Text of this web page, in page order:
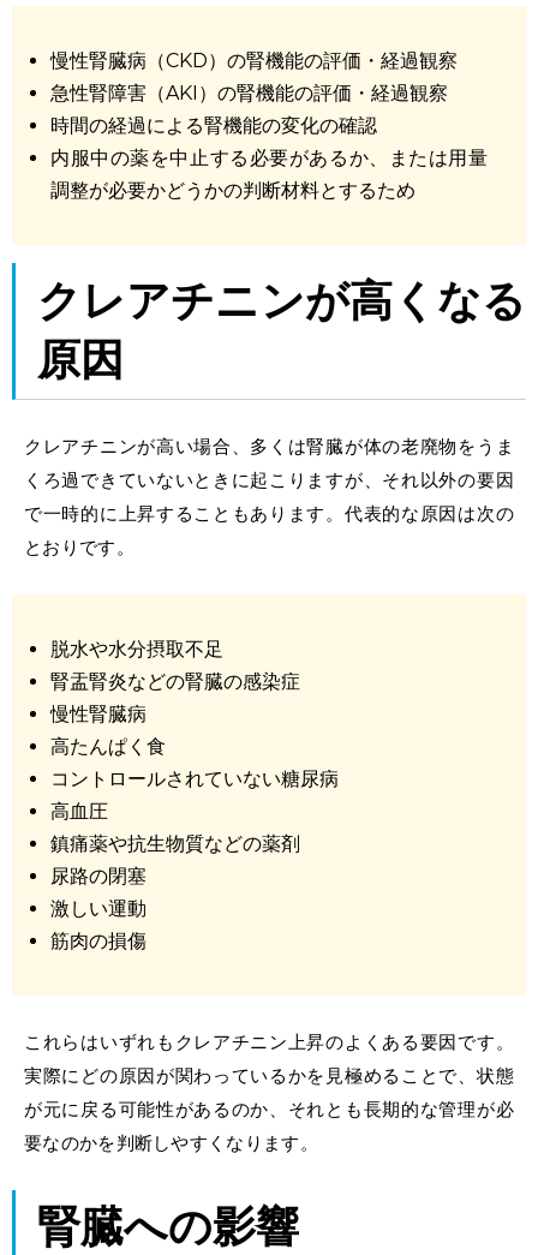
慢性腎臓病（CKD）の腎機能の評価・経過観察
急性腎障害（AKI）の腎機能の評価・経過観察
時間の経過による腎機能の変化の確認
内服中の薬を中止する必要があるか、または用量
調整が必要かどうかの判断材料とするため
クレアチニンが高くなる
原因
クレアチニンが高い場合、多くは腎臓が体の老廃物をうま
くろ過できていないときに起こりますが、それ以外の要因
で一時的に上昇することもあります。代表的な原因は次の
とおりです。
脱水や水分摂取不足
腎盂腎炎などの腎臓の感染症
慢性腎臓病
高たんぱく食
コントロールされていない糖尿病
高血圧
鎮痛薬や抗生物質などの薬剤
尿路の閉塞
激しい運動
筋肉の損傷
これらはいずれもクレアチニン上昇のよくある要因です。
実際にどの原因が関わっているかを見極めることで、状態
が元に戻る可能性があるのか、それとも長期的な管理が必
要なのかを判断しやすくなります。
腎臓への影響